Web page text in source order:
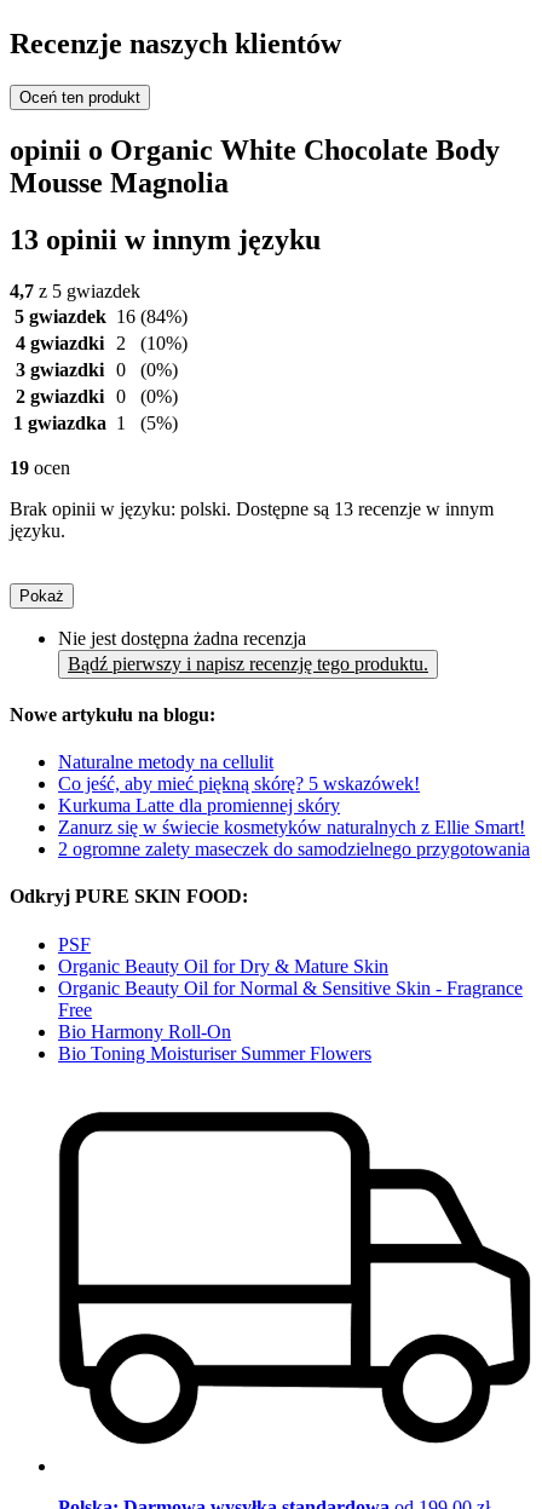
Recenzje naszych klientów
Oceń ten produkt
opinii o Organic White Chocolate Body
Mousse Magnolia
13 opinii w innym języku
4,7 z 5 gwiazdek
5 gwiazdek 16 (84%)
4 gwiazdki
2
(10%)
3 gwiazdki 0
(0%)
2 gwiazdki 0
(0%)
1 gwiazdka 1 (5%)
19 ocen
Brak opinii w języku: polski. Dostępne są 13 recenzje w innym
języku.
Pokaż
Nie jest dostępna żadna recenzja
Bądź pierwszy i napisz recenzję tego produktu.
Nowe artykułu na blogu:
Naturalne metody na cellulit
Co jeść, aby mieć piękną skórę? 5 wskazówek!
Kurkuma Latte dla promiennej skóry
Zanurz się w świecie kosmetyków naturalnych z Ellie Smart!
2 ogromne zalety maseczek do samodzielnego przygotowania
Odkryj PURE SKIN FOOD:
PSF
Organic Beauty Oil for Dry & Mature Skin
Organic Beauty Oil for Normal & Sensitive Skin - Fragrance
Free
Bio Harmony Roll-On
Bio Toning Moisturiser Summer Flowers